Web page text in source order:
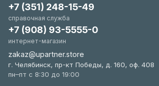
+7 (351) 248-15-49
справочная служба
+7 (908) 93-5555-0
интернет-магазин
zakaz@upartner.store
г. Челябинск, пр-кт Победы, д. 160, оф. 408
пн–пт с 8:30 до 19:00